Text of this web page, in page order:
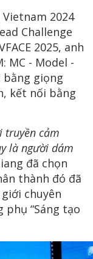
2024
Challenge
2025, anh
MC - Model -
giọng
kết nối bằng
truyền cảm
là người dám
đã chọn
thành đó đã
chuyên
“Sáng tạo